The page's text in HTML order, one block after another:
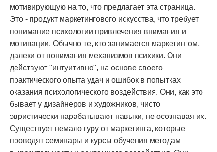
мотивирующую на то, что предлагает эта страница.
Это - продукт маркетингового искусства, что требует
понимание психологии привлечения внимания и
мотивации. Обычно те, кто занимается маркетингом,
далеки от понимания механизмов психики. Они
действуют "интуитивно", на основе своего
практического опыта удач и ошибок в попытках
оказания психологического воздействия. Они, как это
бывает у дизайнеров и художников, чисто
эвристически нарабатывают навыки, не осознавая их.
Существует немало гуру от маркетинга, которые
проводят семинары и курсы обучения методам